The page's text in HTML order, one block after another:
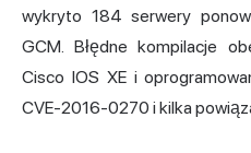
wykryto 184 serwery
GCM. Błędne kompilacje
Cisco IOS XE i
CVE-2016-0270 i kilka